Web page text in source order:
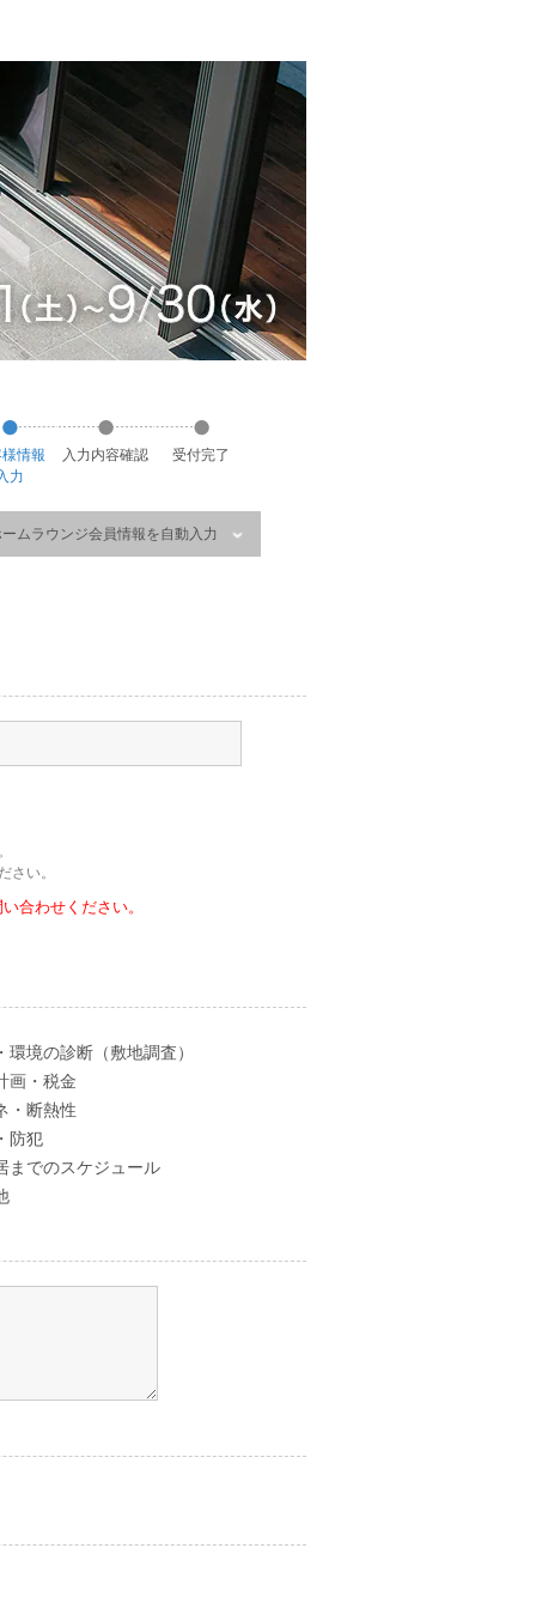
情報
力
入力内容確認 受付完了
ムラウンジ会員情報を自動入力
さい。
合わせください。
環境の診断（敷地調査）
画・税金
・断熱性
防犯
までのスケジュール